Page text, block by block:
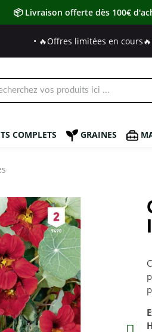
📦 Livraison offerte dès 100€
• 🔥Offres limitées en cours🔥
COMPLETS GRAINES